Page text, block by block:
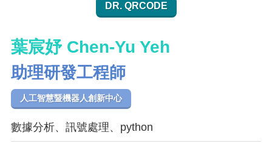
DR. QRCODE
葉宸妤 Chen-Yu Yeh
助理研發工程師
人工智慧暨機器人創新中心
數據分析、訊號處理、python